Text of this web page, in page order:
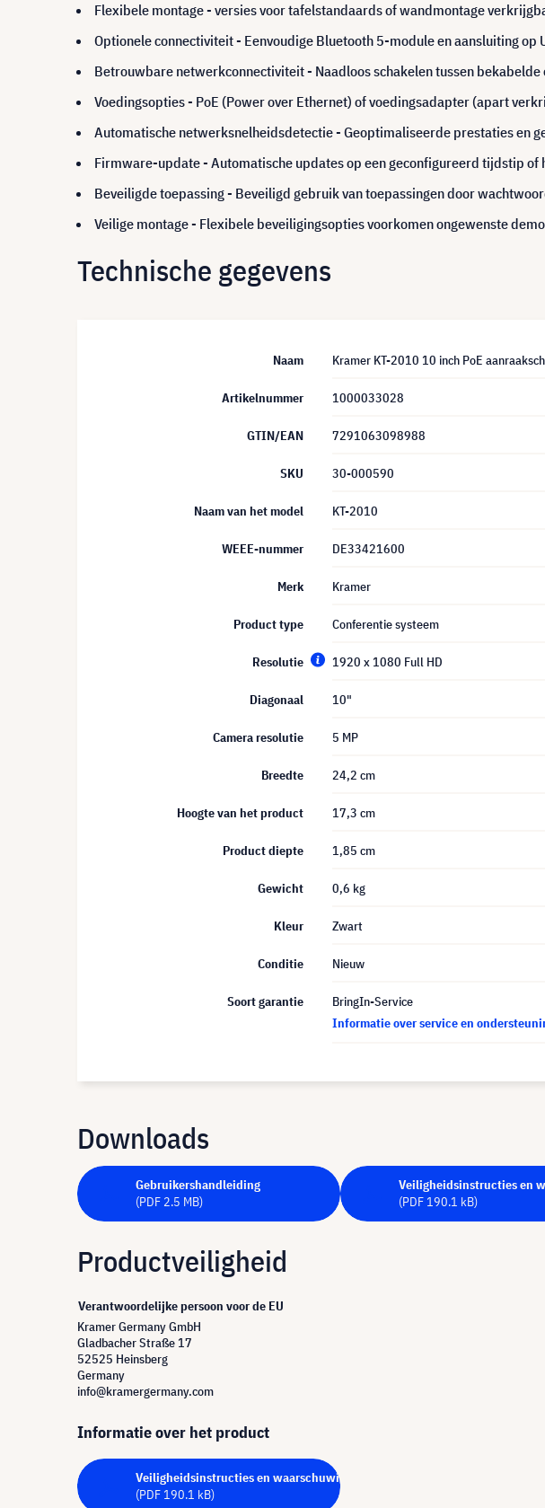
Flexibele montage - versies voor tafelstandaards of wandmontage
Optionele connectiviteit - Eenvoudige Bluetooth 5-module en aansluiting
Betrouwbare netwerkconnectiviteit - Naadloos schakelen tussen
Voedingsopties - PoE (Power over Ethernet) of voedingsadapter (apart
Automatische netwerksnelheidsdetectie - Geoptimaliseerde prestaties en
Firmware-update - Automatische updates op een geconfigureerd tijdstip of
Beveiligde toepassing - Beveiligd gebruik van toepassingen door
Veilige montage - Flexibele beveiligingsopties voorkomen ongewenste
Technische gegevens
Naam Kramer KT-2010 10 inch PoE
Artikelnummer 1000033028
GTIN/EAN 7291063098988
SKU 30-000590
Naam van het model KT-2010
WEEE-nummer DE33421600
Merk Kramer
Product type Conferentie systeem
Resolutie 1920 x 1080 Full HD
Diagonaal 10"
Camera resolutie 5 MP
Breedte 24,2 cm
Hoogte van het product 17,3 cm
Product diepte 1,85 cm
Gewicht 0,6 kg
Kleur Zwart
Conditie Nieuw
Soort garantie
BringIn-Service
Informatie over service en
Downloads
Gebruikershandleiding
(PDF 2.5 MB)
Veiligheidsinstructies en
(PDF 190.1 kB)
Productveiligheid
Verantwoordelijke persoon voor de EU
Kramer Germany GmbH
Gladbacher Straße 17
52525 Heinsberg
Germany
info@kramergermany.com
Informatie over het product
Veiligheidsinstructies en waarschuwingen - PDF
(PDF 190.1 kB)